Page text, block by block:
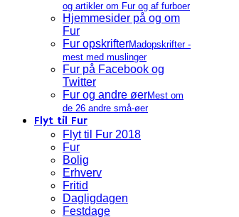
og artikler om Fur og af furboer
Hjemmesider på og om
Fur
Fur opskrifterMadopskrifter -
mest med muslinger
Fur på Facebook og
Twitter
Fur og andre øerMest om
de 26 andre små-øer
Flyt til Fur
Flyt til Fur 2018
Fur
Bolig
Erhverv
Fritid
Dagligdagen
Festdage